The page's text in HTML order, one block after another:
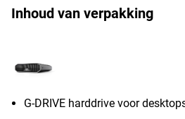
Inhoud van verpakking
G-DRIVE harddrive voor